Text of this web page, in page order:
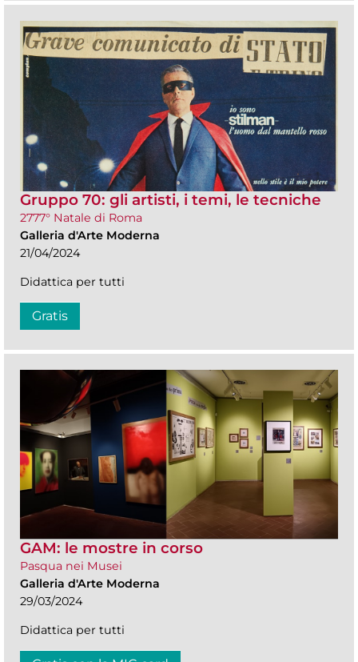
Gruppo 70: gli artisti, i temi, le tecniche
2777° Natale di Roma
Galleria d'Arte Moderna
21/04/2024
Didattica per tutti
Gratis
GAM: le mostre in corso
Pasqua nei Musei
Galleria d'Arte Moderna
29/03/2024
Didattica per tutti